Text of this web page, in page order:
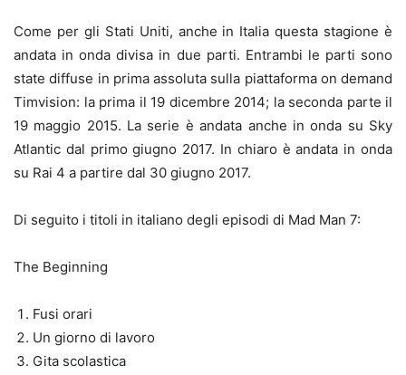
Come per gli Stati Uniti, anche in Italia questa stagione è
andata in onda divisa in due parti. Entrambi le parti sono
state diffuse in prima assoluta sulla piattaforma on demand
Timvision: la prima il 19 dicembre 2014; la seconda parte il
19 maggio 2015. La serie è andata anche in onda su Sky
Atlantic dal primo giugno 2017. In chiaro è andata in onda
su Rai 4 a partire dal 30 giugno 2017.
Di seguito i titoli in italiano degli episodi di Mad Man 7:
The Beginning
Fusi orari
Un giorno di lavoro
Gita scolastica